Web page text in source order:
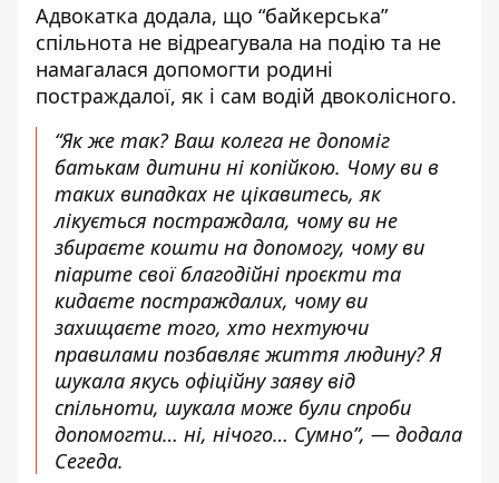
Адвокатка додала, що “байкерська”
спільнота не відреагувала на подію та не
намагалася допомогти родині
постраждалої, як і сам водій двоколісного.
“Як же так? Ваш колега не допоміг
батькам дитини ні копійкою. Чому ви в
таких випадках не цікавитесь, як
лікується постраждала, чому ви не
збираєте кошти на допомогу, чому ви
піарите свої благодійні проєкти та
кидаєте постраждалих, чому ви
захищаєте того, хто нехтуючи
правилами позбавляє життя людину? Я
шукала якусь офіційну заяву від
спільноти, шукала може були спроби
допомогти… ні, нічого… Сумно”, — додала
Сегеда.